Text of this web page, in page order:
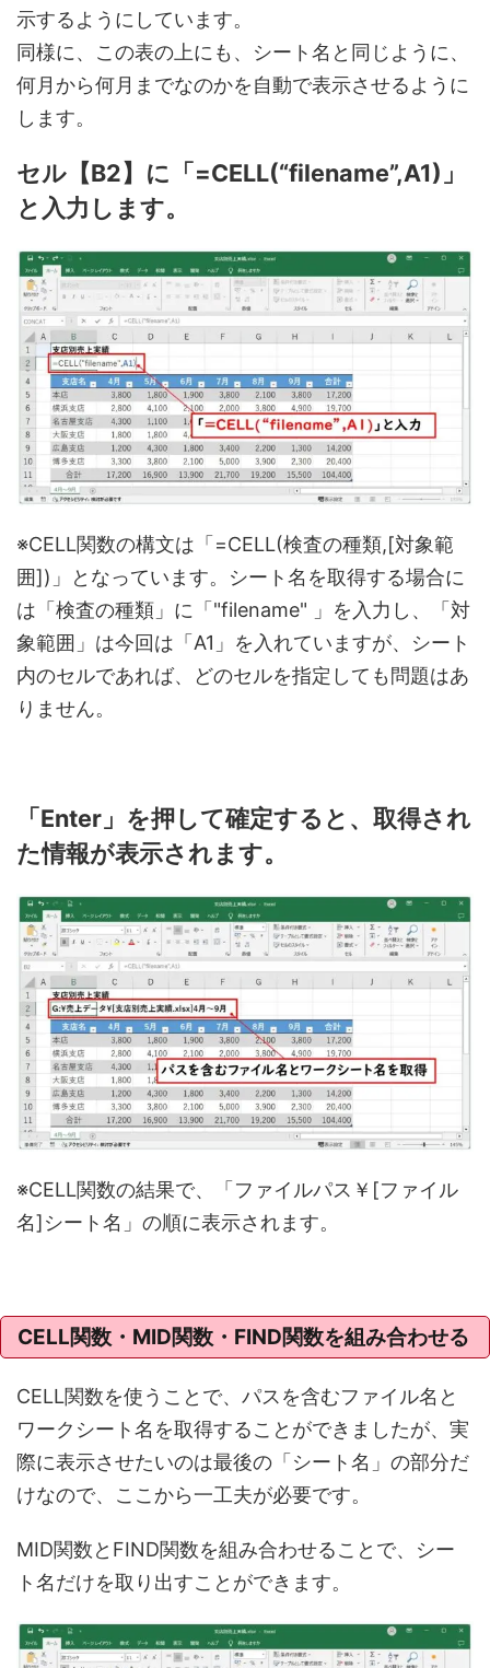
示するようにしています。
同様に、この表の上にも、シート名と同じように、
何月から何月までなのかを自動で表示させるように
します。
セル【B2】に「=CELL(“filename”,A1)」
と入力します。
※CELL関数の構文は「=CELL(検査の種類,[対象範
囲])」となっています。シート名を取得する場合に
は「検査の種類」に「"filename" 」を入力し、「対
象範囲」は今回は「A1」を入れていますが、シート
内のセルであれば、どのセルを指定しても問題はあ
りません。
「Enter」を押して確定すると、取得され
た情報が表示されます。
※CELL関数の結果で、「ファイルパス￥[ファイル
名]シート名」の順に表示されます。
CELL関数・MID関数・FIND関数を組み合わせる
CELL関数を使うことで、パスを含むファイル名と
ワークシート名を取得することができましたが、実
際に表示させたいのは最後の「シート名」の部分だ
けなので、ここから一工夫が必要です。
MID関数とFIND関数を組み合わせることで、シー
ト名だけを取り出すことができます。